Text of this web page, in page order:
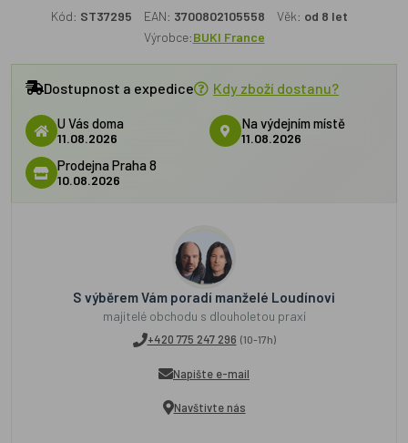
Kód: ST37295 EAN: 3700802105558 Věk: od 8 let
Výrobce:BUKI France
Dostupnost a expedice Kdy zboží dostanu?
U Vás doma
11.08.2026
Na výdejním místě
11.08.2026
Prodejna Praha 8
10.08.2026
S výběrem Vám poradí manželé Loudínovi
majitelé obchodu s dlouholetou praxí
+420 775 247 296 (10-17h)
Napište e-mail
Navštivte nás